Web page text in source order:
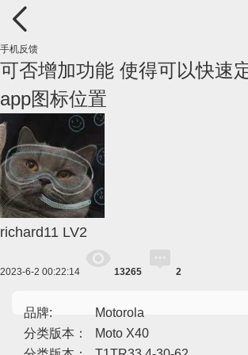
手机反馈
可否增加功能 使得可以快速
app图标位置
richard11 LV2
2023-6-2 00:22:14 13265 2
品牌:
Motorola
分类版本：
Moto X40